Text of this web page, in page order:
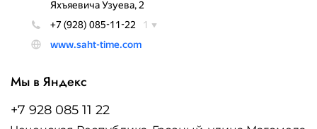
Мы в Яндекс
+7 928 085 11 22